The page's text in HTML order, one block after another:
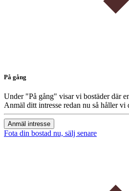
På gång
Under "På gång" visar vi bostäder där
Anmäl ditt intresse redan nu så håller vi
Anmäl intresse
Fota din bostad nu, sälj senare